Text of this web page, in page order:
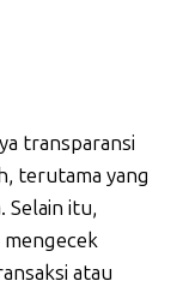
transparansi
terutama yang
Selain itu,
mengecek
atau